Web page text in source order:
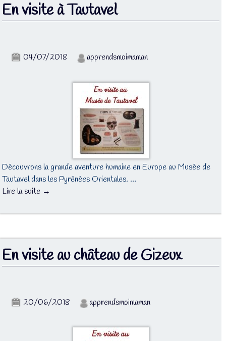
En visite à Tautavel
04/07/2018 apprendsmoimaman
Découvrons la grande aventure humaine en Europe au Musée de
Tautavel dans les Pyrénées Orientales. …
Lire la suite →
En visite au château de Gizeux
20/06/2018 apprendsmoimaman